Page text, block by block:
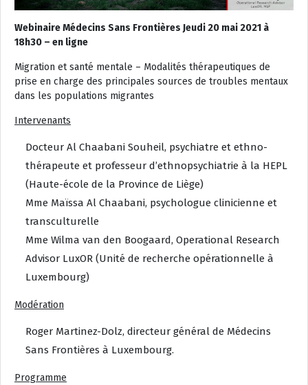
Webinaire Médecins Sans Frontières Jeudi 20 mai 2021 à
18h30 – en ligne
Migration et santé mentale – Modalités thérapeutiques de
prise en charge des principales sources de troubles mentaux
dans les populations migrantes
Intervenants
Docteur Al Chaabani Souheil, psychiatre et ethno-
thérapeute et professeur d’ethnopsychiatrie à la HEPL
(Haute-école de la Province de Liège)
Mme Maïssa Al Chaabani, psychologue clinicienne et
transculturelle
Mme Wilma van den Boogaard, Operational Research
Advisor LuxOR (Unité de recherche opérationnelle à
Luxembourg)
Modération
Roger Martinez-Dolz, directeur général de Médecins
Sans Frontières à Luxembourg.
Programme